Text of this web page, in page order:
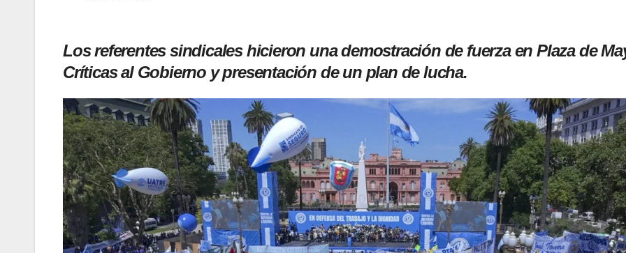
Los referentes sindicales hicieron una demostración de fuerza en Plaza de
Críticas al Gobierno y presentación de un plan de lucha.